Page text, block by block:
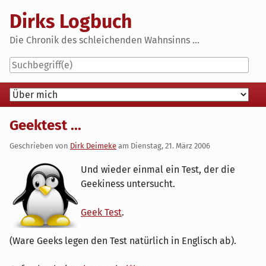
content
Dirks Logbuch
Die Chronik des schleichenden Wahnsinns ...
Navigation
Geektest ...
Geschrieben von Dirk Deimeke am Dienstag, 21. März 2006
Und wieder einmal ein Test, der die
Geekiness untersucht.
Geek Test.
(Ware Geeks legen den Test natürlich in Englisch ab).